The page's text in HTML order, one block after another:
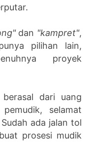
dan "kampret",
pilihan lain,
proyek
dari uang
selamat
ada jalan tol
prosesi mudik